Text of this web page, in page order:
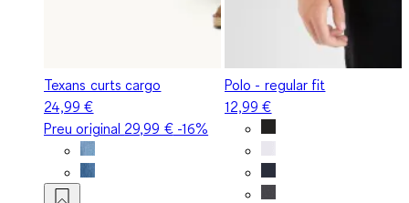
Texans curts cargo
24,99 €
Preu original 29,99 €-16%
Polo - regular fit
12,99 €